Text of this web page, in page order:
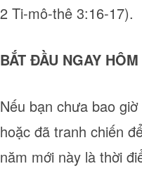
2 Ti-mô-thê 3:16-17).
BẮT ĐẦU NGAY HÔM
Nếu bạn chưa bao
hoặc đã tranh chiến
năm mới này là thời